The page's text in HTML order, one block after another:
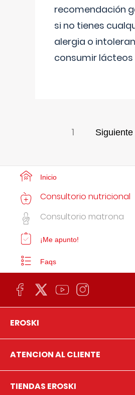
recomendación
si no tienes
alergia o
consumir lácteos
1 Siguiente
Inicio
Consultorio nutricional
Consultorio matrona
¡Me apunto!
Faqs
EROSKI
ATENCION AL CLIENTE
TIENDAS EROSKI